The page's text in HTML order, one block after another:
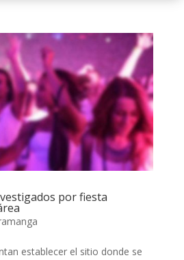
por fiesta
establecer el sitio donde se